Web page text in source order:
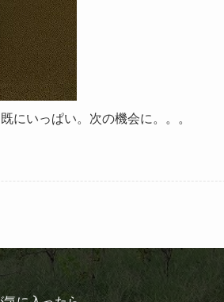
にいっぱい。次の機会に。。。